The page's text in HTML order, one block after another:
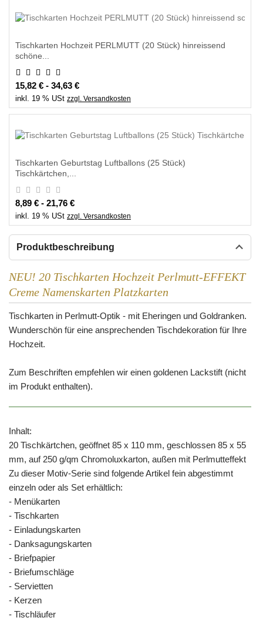
Tischkarten Hochzeit PERLMUTT (20 Stück) hinreissend
schöne...
15,82 € - 34,63 €
inkl. 19 % USt zzgl. Versandkosten
Tischkarten Geburtstag Luftballons (25 Stück)
Tischkärtchen,...
8,89 € - 21,76 €
inkl. 19 % USt zzgl. Versandkosten
Produktbeschreibung
NEU! 20 Tischkarten Hochzeit Perlmutt-EFFEKT
Creme Namenskarten Platzkarten
Tischkarten in Perlmutt-Optik - mit Eheringen und Goldranken.
Wunderschön für eine ansprechenden Tischdekoration für Ihre
Hochzeit.
Zum Beschriften empfehlen wir einen goldenen Lackstift (nicht
im Produkt enthalten).
Inhalt:
20 Tischkärtchen, geöffnet 85 x 110 mm, geschlossen 85 x 55
mm, auf 250 g/qm Chromoluxkarton, außen mit Perlmutteffekt
Zu dieser Motiv-Serie sind folgende Artikel fein abgestimmt
einzeln oder als Set erhältlich:
- Menükarten
- Tischkarten
- Einladungskarten
- Danksagungskarten
- Briefpapier
- Briefumschläge
- Servietten
- Kerzen
- Tischläufer